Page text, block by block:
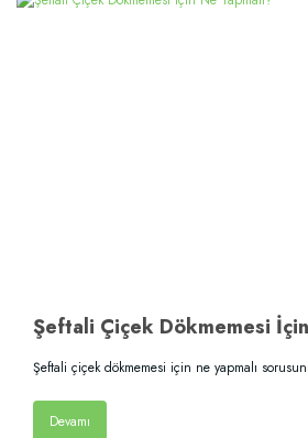
Şeftali Çiçek Dökmemesi
Şeftali çiçek dökmemesi için ne yapmalı
Devamı